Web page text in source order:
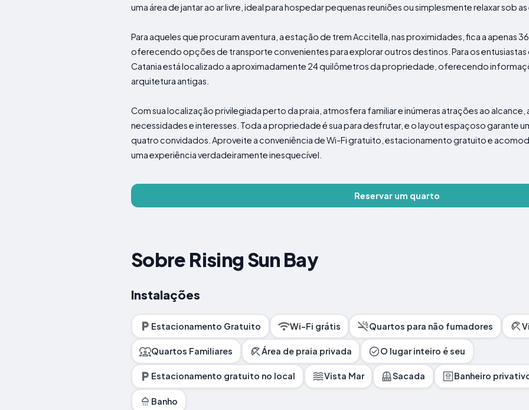
uma área de jantar ao ar livre, ideal para hospedar pequenas reuniões ou simplesmente relaxar sob as
Para aqueles que procuram aventura, a estação de trem Accitella, nas proximidades, fica a apenas
oferecendo opções de transporte convenientes para explorar outros destinos. Para os entusiastas
Catania está localizado a aproximadamente 24 quilômetros da propriedade, oferecendo
arquitetura antigas.
Com sua localização privilegiada perto da praia, atmosfera familiar e inúmeras atrações ao alcance,
necessidades e interesses. Toda a propriedade é sua para desfrutar, e o layout espaçoso garante
quatro convidados. Aproveite a conveniência de Wi-Fi gratuito, estacionamento gratuito e
uma experiência verdadeiramente inesquecível.
Reservar um quarto
Sobre Rising Sun Bay
Instalações
Estacionamento Gratuito Wi-Fi grátis Quartos para não fumadores
Quartos Familiares Área de praia privada O lugar inteiro é seu
Estacionamento gratuito no local Vista Mar Sacada Banheiro
Banho